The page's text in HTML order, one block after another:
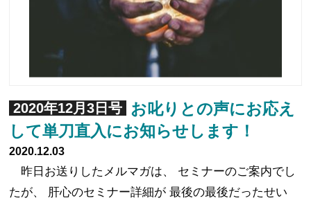
2020年12月3日号 お叱りとの声にお応え
して単刀直入にお知らせします！
2020.12.03
昨日お送りしたメルマガは、 セミナーのご案内でし
たが、 肝心のセミナー詳細が 最後の最後だったせい